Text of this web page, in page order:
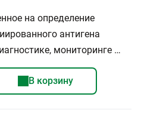
на определение
антигена
мониторинге …
В корзину